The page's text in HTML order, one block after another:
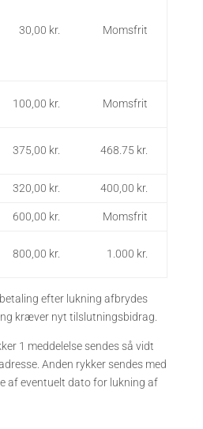
30,00 kr. Momsfrit
100,00 kr. Momsfrit
375,00 kr. 468.75 kr.
320,00 kr. 400,00 kr.
600,00 kr. Momsfrit
800,00 kr. 1.000 kr.
efter lukning afbrydes
kræver nyt tilslutningsbidrag.
1 meddelelse sendes så vidt
Anden rykker sendes med
af eventuelt dato for lukning af